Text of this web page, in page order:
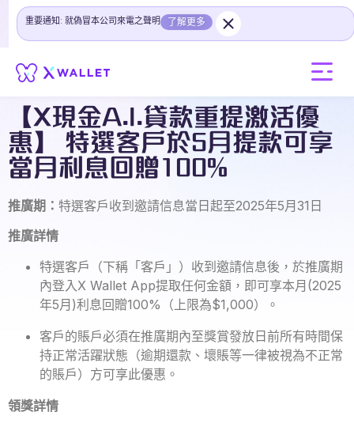
重要通知: 就偽冒本公司來電之聲明 了解更多
【X現金A.I.貸款重提激活優
惠】 特選客戶於5月提款可享
當月利息回贈100%
推廣期： 特選客戶收到邀請信息當日起至2025年5月31日
推廣詳情
特選客戶（下稱「客戶」）收到邀請信息後，於推廣期
內登入X Wallet App提取任何金額，即可享本月(2025
年5月)利息回贈100%（上限為$1,000）。
客戶的賬戶必須在推廣期內至獎賞發放日前所有時間保
持正常活躍狀態（逾期還款、壞賬等一律被視為不正常
的賬戶）方可享此優惠。
領獎詳情